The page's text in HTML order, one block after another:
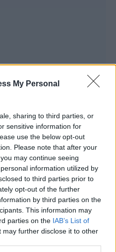
My Personal
sharing to third parties, or
sensitive information for
use the below opt-out
Please note that after your
may continue seeing
information utilized by
to third parties prior to
opt-out of the further
by third parties on the
This information may
parties on the IAB’s List of
may further disclose it to other
Κορίνα από τα